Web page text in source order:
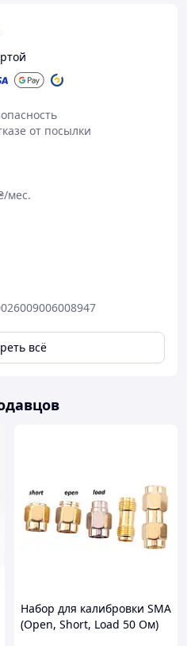
от посылки
мес.
всё
Набор для калибровки SMA
(Open, Short, Load 50 Ом)